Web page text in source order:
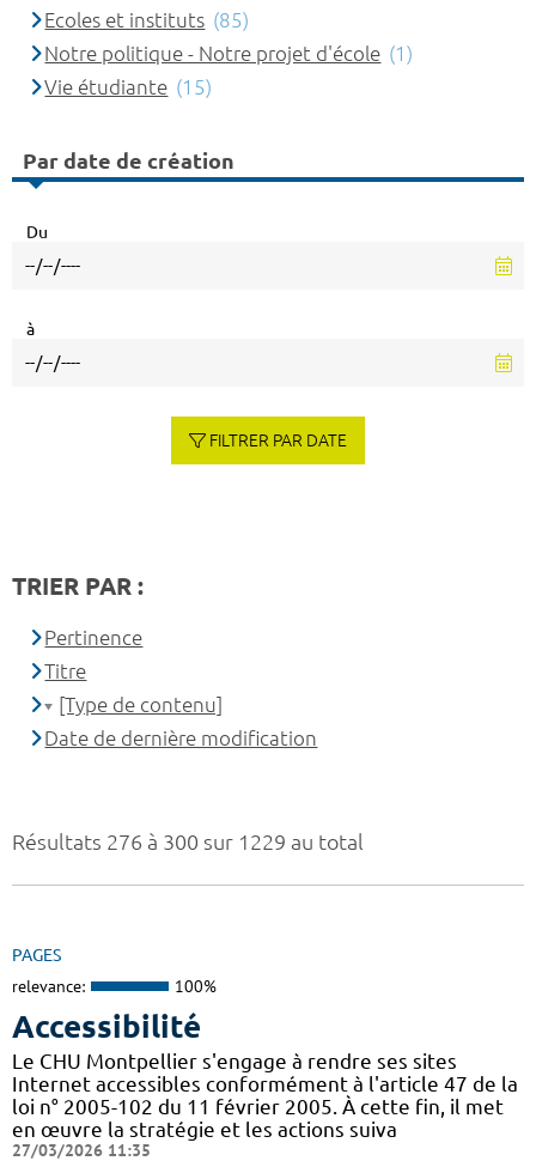
Résultats 276 à 300 sur 1229 au total
PAGES
relevance: 100%
Accessibilité
Le CHU Montpellier s'engage à rendre ses sites
Internet accessibles conformément à l'article 47 de la
loi n° 2005-102 du 11 février 2005. À cette fin, il met
en œuvre la stratégie et les actions suiva
27/03/2026 11:35
Ecoles et instituts (85)
Notre politique - Notre projet d'école (1)
Vie étudiante (15)
Par date de création
Du
à
FILTRER PAR DATE
TRIER PAR :
Pertinence
Titre
[Type de contenu]
Date de dernière modification